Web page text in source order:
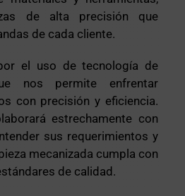
de alta precisión que
de cada cliente.
el uso de tecnología de
nos permite enfrentar
con precisión y eficiencia.
estrechamente con
sus requerimientos y
mecanizada cumpla con
de calidad.